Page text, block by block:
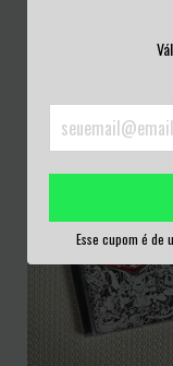
Esse cupom é de
LACRADO